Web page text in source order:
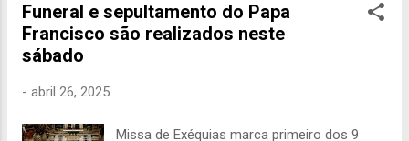
e religiosa chamada Maria de Lourdes
Benedita Nogueira Fontão, mais conhecida
Funeral e sepultamento do Papa
Francisco são realizados neste
sábado
- abril 26, 2025
Missa de Exéquias marca primeiro dos 9